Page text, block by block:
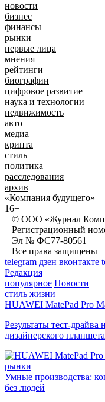
новости
бизнес
финансы
рынки
первые лица
мнения
рейтинги
биографии
цифровое развитие
наука и технологии
недвижимость
авто
медиа
крипта
стиль
политика
расследования
архив
«Компания будущего»
16+
© ООО «Журнал
Регистрационный
Эл № ФС77-80561
Все права защищены
telegram дзен вконтакте
Редакция
популярное Новости
стиль жизни
HUAWEI MatePad Pro
Результаты тест-
дизайнерского планшета
рынки
Умные производства:
без людей